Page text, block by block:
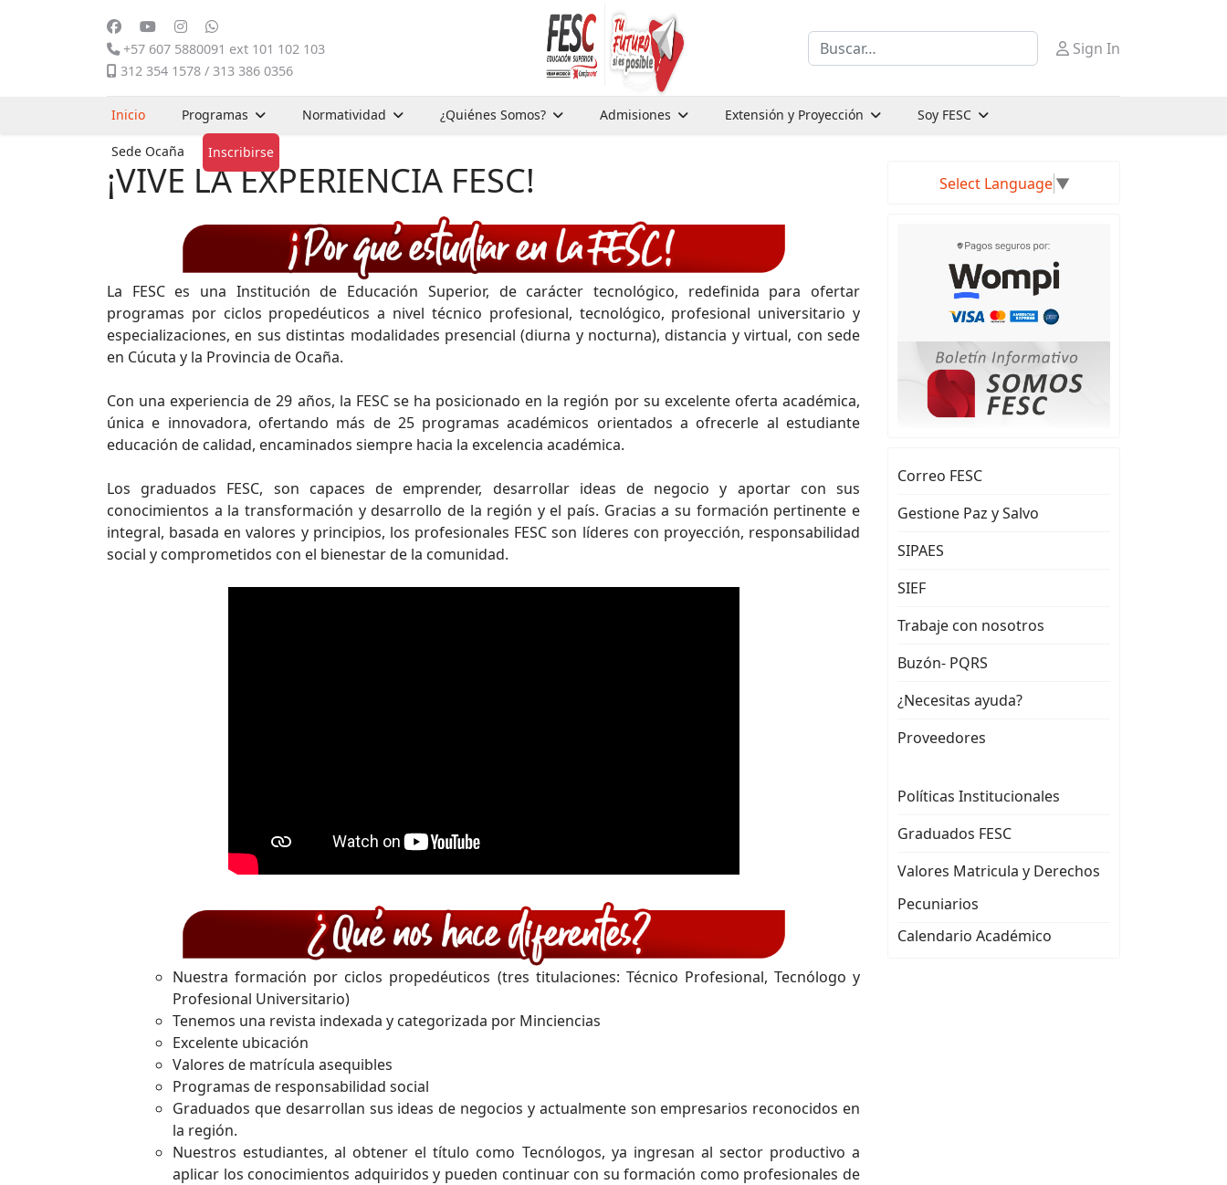
+57 607 5880091 ext 101 102 103
312 354 1578 / 313 386 0356
Buscar Sign In
Inicio Programas Normatividad ¿Quiénes Somos? Admisiones Extensión y Proyección Soy FESC
Sede Ocaña Inscribirse
¡VIVE LA EXPERIENCIA FESC!
La FESC es una Institución de Educación Superior, de carácter tecnológico, redefinida para ofertar
programas por ciclos propedéuticos a nivel técnico profesional, tecnológico, profesional universitario y
especializaciones, en sus distintas modalidades presencial (diurna y nocturna), distancia y virtual, con sede
en Cúcuta y la Provincia de Ocaña.
Con una experiencia de 29 años, la FESC se ha posicionado en la región por su excelente oferta académica,
única e innovadora, ofertando más de 25 programas académicos orientados a ofrecerle al estudiante
educación de calidad, encaminados siempre hacia la excelencia académica.
Los graduados FESC, son capaces de emprender, desarrollar ideas de negocio y aportar con sus
conocimientos a la transformación y desarrollo de la región y el país. Gracias a su formación pertinente e
integral, basada en valores y principios, los profesionales FESC son líderes con proyección, responsabilidad
social y comprometidos con el bienestar de la comunidad.
Nuestra formación por ciclos propedéuticos (tres titulaciones: Técnico Profesional, Tecnólogo y
Profesional Universitario)
Tenemos una revista indexada y categorizada por Minciencias
Excelente ubicación
Valores de matrícula asequibles
Programas de responsabilidad social
Graduados que desarrollan sus ideas de negocios y actualmente son empresarios reconocidos en
la región.
Nuestros estudiantes, al obtener el título como Tecnólogos, ya ingresan al sector productivo a
aplicar los conocimientos adquiridos y pueden continuar con su formación como profesionales de
Select Language ▼
Correo FESC
Gestione Paz y Salvo
SIPAES
SIEF
Trabaje con nosotros
Buzón- PQRS
¿Necesitas ayuda?
Proveedores
Políticas Institucionales
Graduados FESC
Valores Matricula y Derechos
Pecuniarios
Calendario Académico